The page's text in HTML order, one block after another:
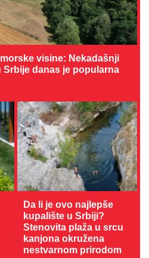
visine: Nekadašnji
danas je popularna
Da li je ovo najlepše
kupalište u Srbiji?
Stenovita plaža u srcu
kanjona okružena
nestvarnom prirodom